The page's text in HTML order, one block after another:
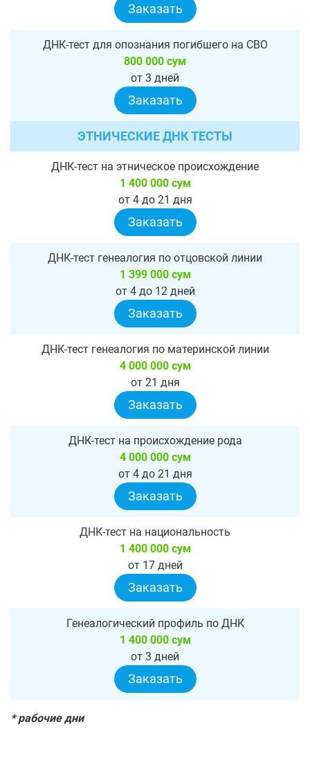
Заказать
ДНК-тест для опознания погибшего на СВО
800 000 сум
от 3 дней
Заказать
ЭТНИЧЕСКИЕ ДНК ТЕСТЫ
ДНК-тест на этническое происхождение
1 400 000 сум
от 4 до 21 дня
Заказать
ДНК-тест генеалогия по отцовской линии
1 399 000 сум
от 4 до 12 дней
Заказать
ДНК-тест генеалогия по материнской линии
4 000 000 сум
от 21 дня
Заказать
ДНК-тест на происхождение рода
4 000 000 сум
от 4 до 21 дня
Заказать
ДНК-тест на национальность
1 400 000 сум
от 17 дней
Заказать
Генеалогический профиль по ДНК
1 400 000 сум
от 3 дней
Заказать
* рабочие дни